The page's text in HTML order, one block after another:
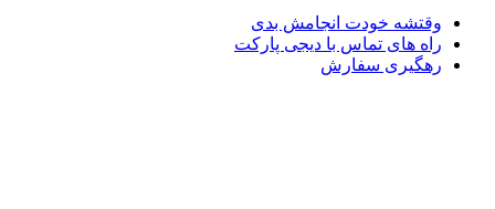
وقتشه خودت انجامش بدی
راه های تماس با دیجی پارکت
رهگیری سفارش